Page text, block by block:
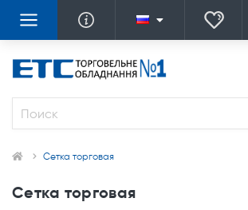
Сетка торговая
Сетка торговая